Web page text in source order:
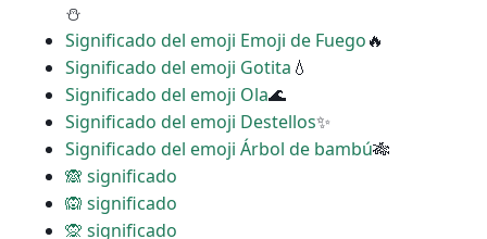
⛄
Significado del emoji Emoji de Fuego🔥
Significado del emoji Gotita 💧
Significado del emoji Ola🌊
Significado del emoji Destellos✨
Significado del emoji Árbol de bambú🎋
🙈 significado
🙉 significado
🙊 significado